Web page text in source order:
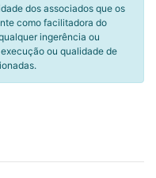
dos associados que os
como facilitadora do
ingerência ou
ou qualidade de